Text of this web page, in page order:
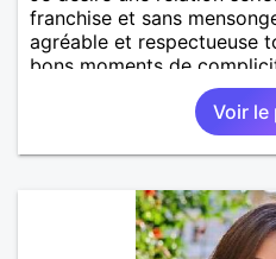
franchise et sans
agréable et respectueuse
bons moments de
voulant aller dans la
Voir le